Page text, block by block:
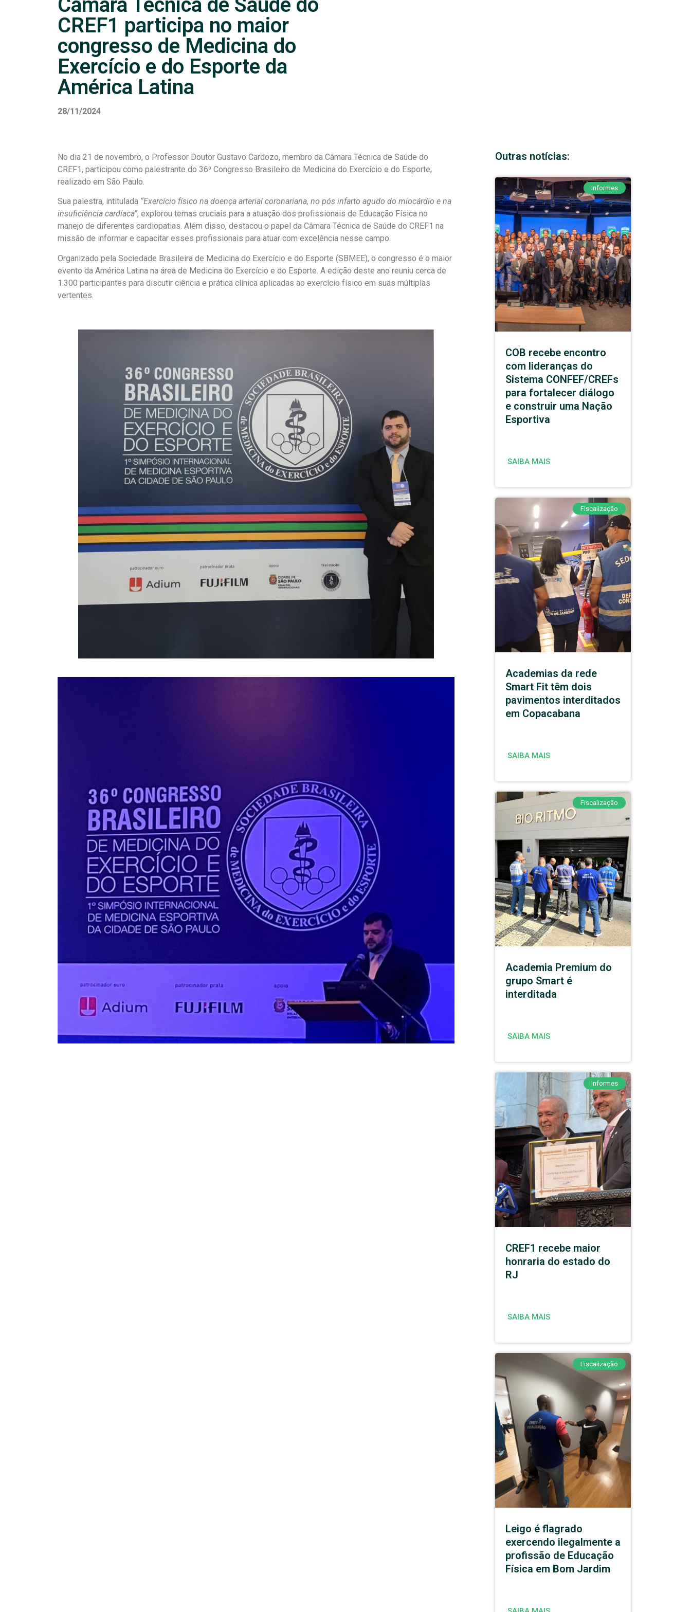
Câmara Técnica de Saúde do
CREF1 participa no maior
congresso de Medicina do
Exercício e do Esporte da
América Latina
28/11/2024
No dia 21 de novembro, o Professor Doutor Gustavo Cardozo, membro da Câmara Técnica de Saúde do
CREF1, participou como palestrante do 36⁰ Congresso Brasileiro de Medicina do Exercício e do Esporte,
realizado em São Paulo.
Sua palestra, intitulada “Exercício físico na doença arterial coronariana, no pós infarto agudo do miocárdio e na
insuficiência cardíaca”, explorou temas cruciais para a atuação dos profissionais de Educação Física no
manejo de diferentes cardiopatias. Além disso, destacou o papel da Câmara Técnica de Saúde do CREF1 na
missão de informar e capacitar esses profissionais para atuar com excelência nesse campo.
Organizado pela Sociedade Brasileira de Medicina do Exercício e do Esporte (SBMEE), o congresso é o maior
evento da América Latina na área de Medicina do Exercício e do Esporte. A edição deste ano reuniu cerca de
1.300 participantes para discutir ciência e prática clínica aplicadas ao exercício físico em suas múltiplas
vertentes.
Outras notícias:
Informes
COB recebe encontro
com lideranças do
Sistema CONFEF/CREFs
para fortalecer diálogo
e construir uma Nação
Esportiva
SAIBA MAIS
Fiscalização
Academias da rede
Smart Fit têm dois
pavimentos interditados
em Copacabana
SAIBA MAIS
Fiscalização
Academia Premium do
grupo Smart é
interditada
SAIBA MAIS
Informes
CREF1 recebe maior
honraria do estado do
RJ
SAIBA MAIS
Fiscalização
Leigo é flagrado
exercendo ilegalmente a
profissão de Educação
Física em Bom Jardim